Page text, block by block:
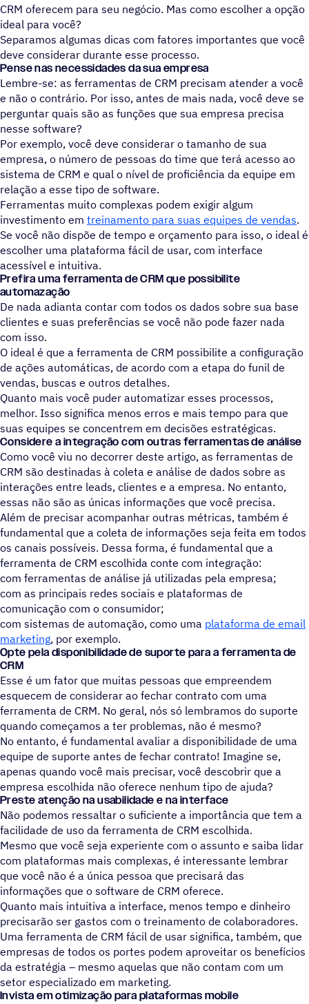
CRM oferecem para seu negócio. Mas como escolher a opção
ideal para você?
Separamos algumas dicas com fatores importantes que você
deve considerar durante esse processo.
Pense nas necessidades da sua empresa
Lembre-se: as ferramentas de CRM precisam atender a você
e não o contrário. Por isso, antes de mais nada, você deve se
perguntar quais são as funções que sua empresa precisa
nesse software?
Por exemplo, você deve considerar o tamanho de sua
empresa, o número de pessoas do time que terá acesso ao
sistema de CRM e qual o nível de proficiência da equipe em
relação a esse tipo de software.
Ferramentas muito complexas podem exigir algum
investimento em treinamento para suas equipes de vendas.
Se você não dispõe de tempo e orçamento para isso, o ideal é
escolher uma plataforma fácil de usar, com interface
acessível e intuitiva.
Prefira uma ferramenta de CRM que possibilite
automazação
De nada adianta contar com todos os dados sobre sua base
clientes e suas preferências se você não pode fazer nada
com isso.
O ideal é que a ferramenta de CRM possibilite a configuração
de ações automáticas, de acordo com a etapa do funil de
vendas, buscas e outros detalhes.
Quanto mais você puder automatizar esses processos,
melhor. Isso significa menos erros e mais tempo para que
suas equipes se concentrem em decisões estratégicas.
Considere a integração com outras ferramentas de análise
Como você viu no decorrer deste artigo, as ferramentas de
CRM são destinadas à coleta e análise de dados sobre as
interações entre leads, clientes e a empresa. No entanto,
essas não são as únicas informações que você precisa.
Além de precisar acompanhar outras métricas, também é
fundamental que a coleta de informações seja feita em todos
os canais possíveis. Dessa forma, é fundamental que a
ferramenta de CRM escolhida conte com integração:
com ferramentas de análise já utilizadas pela empresa;
com as principais redes sociais e plataformas de
comunicação com o consumidor;
com sistemas de automação, como uma plataforma de email
marketing, por exemplo.
Opte pela disponibilidade de suporte para a ferramenta de
CRM
Esse é um fator que muitas pessoas que empreendem
esquecem de considerar ao fechar contrato com uma
ferramenta de CRM. No geral, nós só lembramos do suporte
quando começamos a ter problemas, não é mesmo?
No entanto, é fundamental avaliar a disponibilidade de uma
equipe de suporte antes de fechar contrato! Imagine se,
apenas quando você mais precisar, você descobrir que a
empresa escolhida não oferece nenhum tipo de ajuda?
Preste atenção na usabilidade e na interface
Não podemos ressaltar o suficiente a importância que tem a
facilidade de uso da ferramenta de CRM escolhida.
Mesmo que você seja experiente com o assunto e saiba lidar
com plataformas mais complexas, é interessante lembrar
que você não é a única pessoa que precisará das
informações que o software de CRM oferece.
Quanto mais intuitiva a interface, menos tempo e dinheiro
precisarão ser gastos com o treinamento de colaboradores.
Uma ferramenta de CRM fácil de usar significa, também, que
empresas de todos os portes podem aproveitar os benefícios
da estratégia – mesmo aquelas que não contam com um
setor especializado em marketing.
Invista em otimização para plataformas mobile